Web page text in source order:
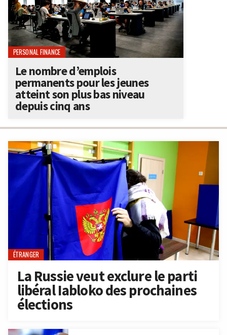
ÉTRANGER
La Russie veut exclure le parti
libéral Iabloko des prochaines
élections
PERSONAL FINANCE
Le nombre d’emplois
permanents pour les jeunes
atteint son plus bas niveau
depuis cinq ans